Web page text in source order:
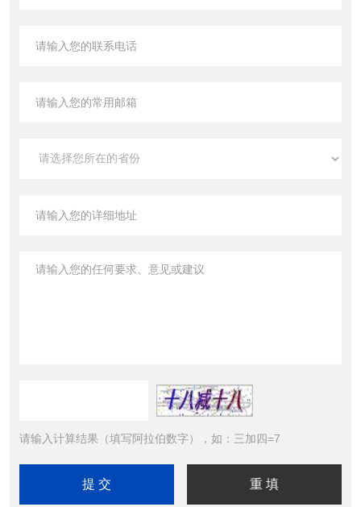
请输入计算结果（填写阿拉伯数字），如：三加四=7